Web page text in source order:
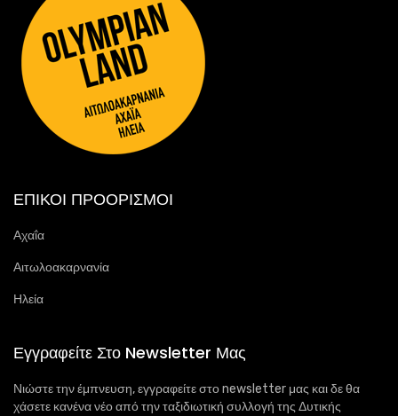
ΕΠΙΚΟΙ ΠΡΟΟΡΙΣΜΟΙ
Αχαΐα
Αιτωλοακαρνανία
Ηλεία
Εγγραφείτε Στο Newsletter Μας
Νιώστε την έμπνευση, εγγραφείτε στο newsletter μας και δε θα
χάσετε κανένα νέο από την ταξιδιωτική συλλογή της Δυτικής